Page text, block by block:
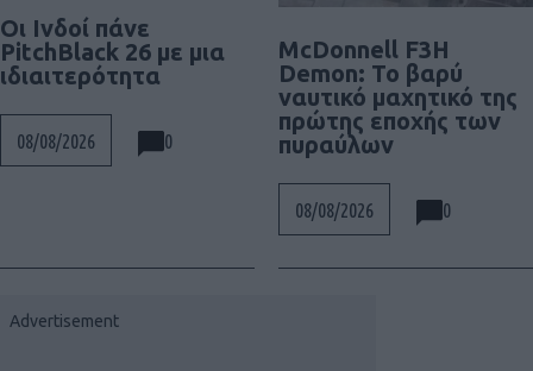
Οι Ινδοί πάνε
PitchBlack 26 με μια
ιδιαιτερότητα
08/08/2026 0
McDonnell F3H
Demon: Το βαρύ
ναυτικό μαχητικό της
πρώτης εποχής των
πυραύλων
08/08/2026 0